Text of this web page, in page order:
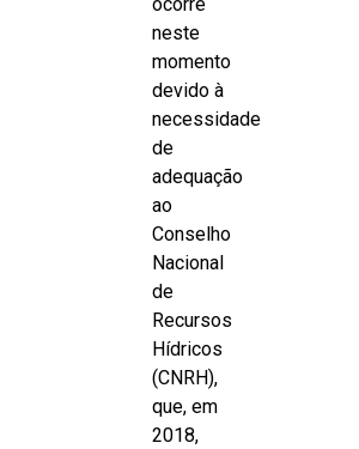
ocorre
neste
momento
devido à
necessidade
de
adequação
ao
Conselho
Nacional
de
Recursos
Hídricos
(CNRH),
que, em
2018,